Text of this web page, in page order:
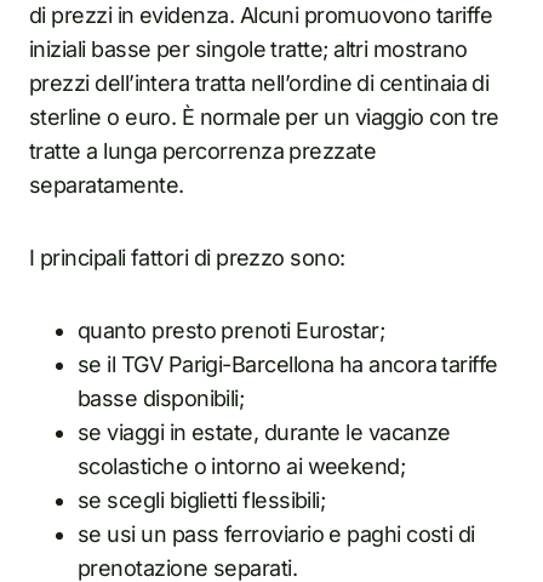
di prezzi in evidenza. Alcuni promuovono tariffe
iniziali basse per singole tratte; altri mostrano
prezzi dell’intera tratta nell’ordine di centinaia di
sterline o euro. È normale per un viaggio con tre
tratte a lunga percorrenza prezzate
separatamente.
I principali fattori di prezzo sono:
quanto presto prenoti Eurostar;
se il TGV Parigi-Barcellona ha ancora tariffe
basse disponibili;
se viaggi in estate, durante le vacanze
scolastiche o intorno ai weekend;
se scegli biglietti flessibili;
se usi un pass ferroviario e paghi costi di
prenotazione separati.